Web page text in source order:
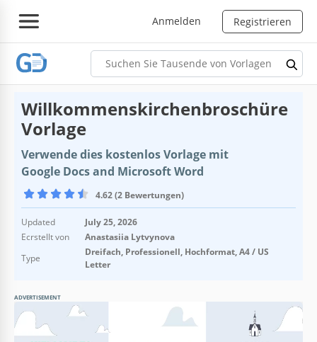
Anmelden Registrieren
Willkommenskirchenbroschüre
Vorlage
Verwende dies kostenlos Vorlage mit
Google Docs and Microsoft Word
4.62 (2 Bewertungen)
Updated
July 25, 2026
Ecrstellt von
Anastasiia Lytvynova
Type
Dreifach, Professionell, Hochformat, A4 / US
Letter
ADVERTISEMENT